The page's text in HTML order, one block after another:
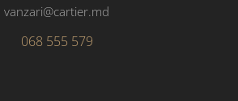
vanzari@cartier.md
068 555 579